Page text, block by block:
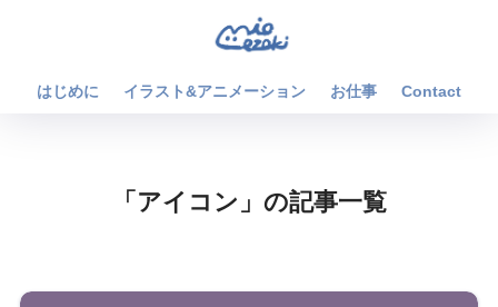
はじめに イラスト&アニメーション お仕事 Contact
「アイコン」の記事一覧